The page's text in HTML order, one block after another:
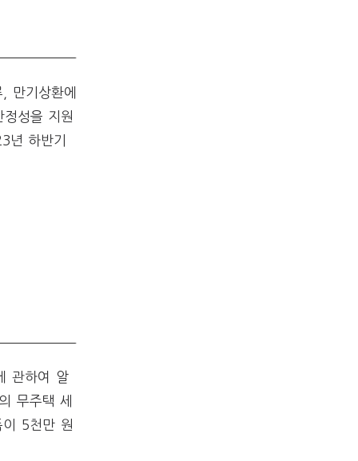
만기상환에
성을 지원
년 하반기
관하여 알
무주택 세
5천만 원